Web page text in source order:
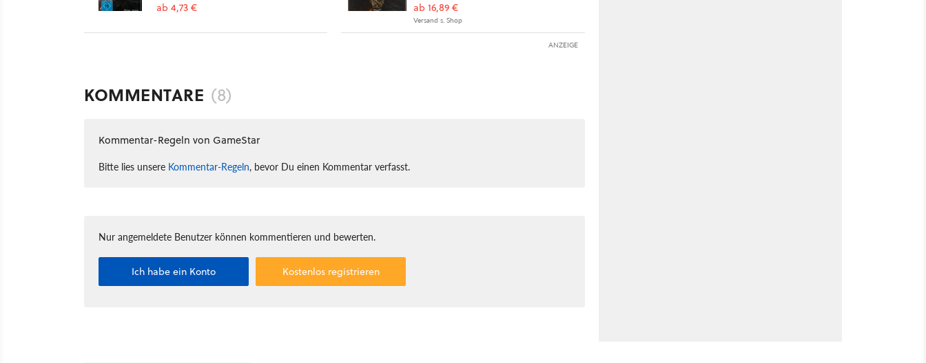
ab 4,73 € ab 16,89 €
Versand s. Shop
ANZEIGE
KOMMENTARE (8)
Kommentar-Regeln von GameStar
Bitte lies unsere Kommentar-Regeln, bevor Du einen Kommentar verfasst.
Nur angemeldete Benutzer können kommentieren und bewerten.
Ich habe ein Konto Kostenlos registrieren